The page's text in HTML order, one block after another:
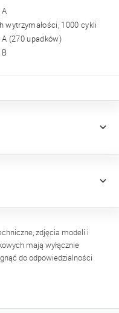
A
wytrzymałości, 1000 cykli
A (270 upadków)
B
zdjęcia modeli i
mają wyłącznie
do odpowiedzialności